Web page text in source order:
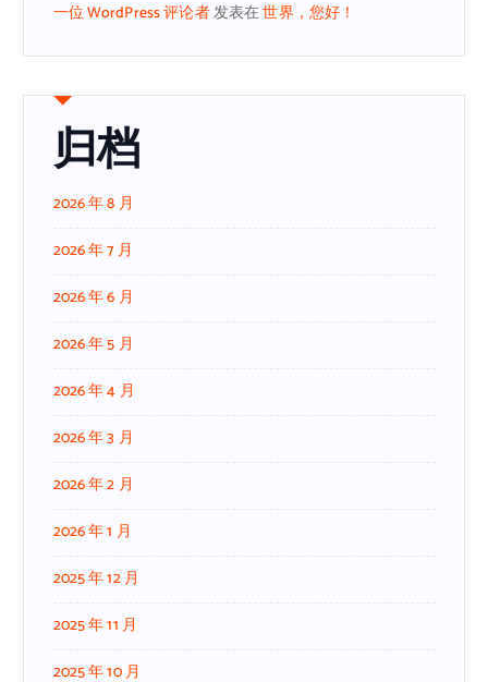
一位 WordPress 评论者发表在世界，您好！
归档
2026 年 8 月
2026 年 7 月
2026 年 6 月
2026 年 5 月
2026 年 4 月
2026 年 3 月
2026 年 2 月
2026 年 1 月
2025 年 12 月
2025 年 11 月
2025 年 10 月